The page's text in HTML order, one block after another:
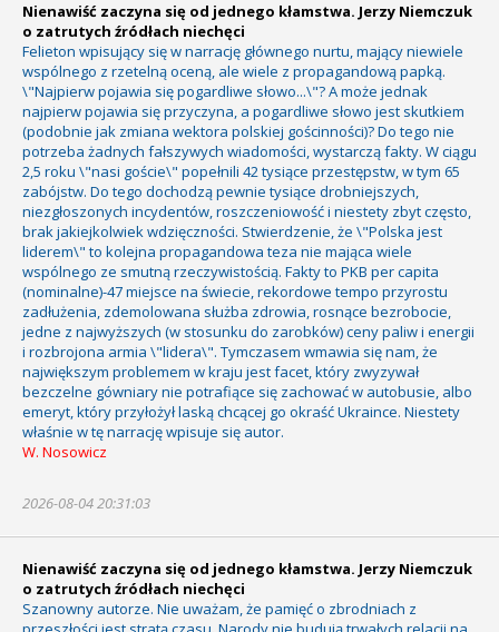
Nienawiść zaczyna się od jednego kłamstwa. Jerzy Niemczuk
o zatrutych źródłach niechęci
Felieton wpisujący się w narrację głównego nurtu, mający niewiele
wspólnego z rzetelną oceną, ale wiele z propagandową papką.
\"Najpierw pojawia się pogardliwe słowo...\"? A może jednak
najpierw pojawia się przyczyna, a pogardliwe słowo jest skutkiem
(podobnie jak zmiana wektora polskiej gościnności)? Do tego nie
potrzeba żadnych fałszywych wiadomości, wystarczą fakty. W ciągu
2,5 roku \"nasi goście\" popełnili 42 tysiące przestępstw, w tym 65
zabójstw. Do tego dochodzą pewnie tysiące drobniejszych,
niezgłoszonych incydentów, roszczeniowość i niestety zbyt często,
brak jakiejkolwiek wdzięczności. Stwierdzenie, że \"Polska jest
liderem\" to kolejna propagandowa teza nie mająca wiele
wspólnego ze smutną rzeczywistością. Fakty to PKB per capita
(nominalne)-47 miejsce na świecie, rekordowe tempo przyrostu
zadłużenia, zdemolowana służba zdrowia, rosnące bezrobocie,
jedne z najwyższych (w stosunku do zarobków) ceny paliw i energii
i rozbrojona armia \"lidera\". Tymczasem wmawia się nam, że
największym problemem w kraju jest facet, który zwyzywał
bezczelne gówniary nie potrafiące się zachować w autobusie, albo
emeryt, który przyłożył laską chcącej go okraść Ukraince. Niestety
właśnie w tę narrację wpisuje się autor.
W. Nosowicz
2026-08-04 20:31:03
Nienawiść zaczyna się od jednego kłamstwa. Jerzy Niemczuk
o zatrutych źródłach niechęci
Szanowny autorze. Nie uważam, że pamięć o zbrodniach z